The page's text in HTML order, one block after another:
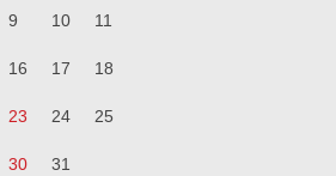
9 10 11
16 17 18
23 24 25
30
31